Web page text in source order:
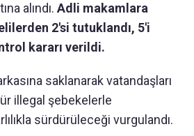
alındı. Adli makamlara
2'si tutuklandı, 5'i
kararı verildi.
saklanarak vatandaşları
illegal şebekelerle
sürdürüleceği vurgulandı.